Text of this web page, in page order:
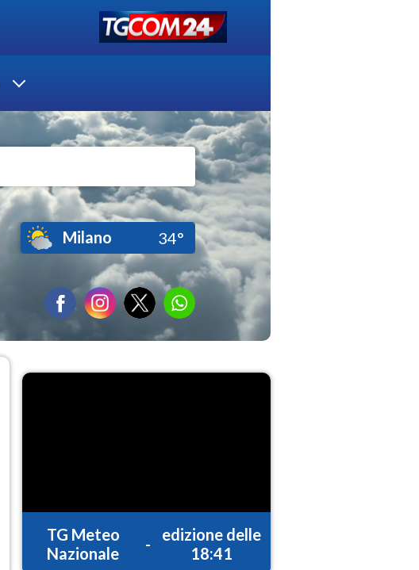
Milano 34°
TG Meteo
Nazionale
-
edizione delle
18:41